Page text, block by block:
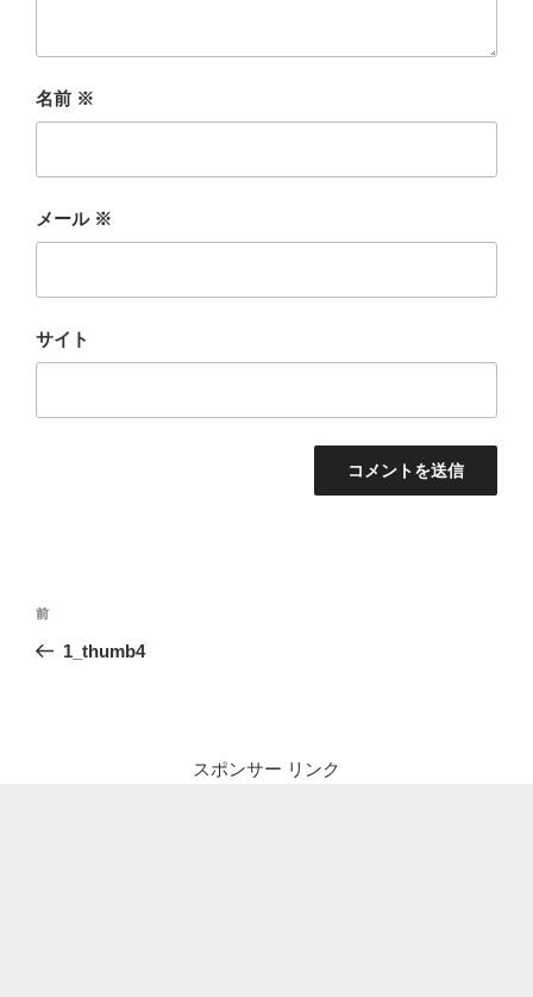
名前 ※
メール ※
サイト
投
ナ
前
の
前
1_thumb4
スポンサー リンク